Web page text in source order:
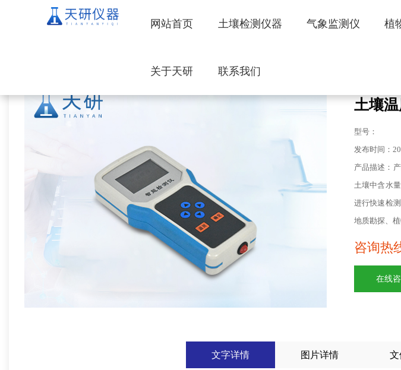
网站首页 土壤检测仪器 气象监测仪 植
关于天研 联系我们
土壤
型号：
发布时间：
产品描述：
土壤中含水
进行快速检
地质勘探、
咨询热
在线
文字详情 图片详情 文